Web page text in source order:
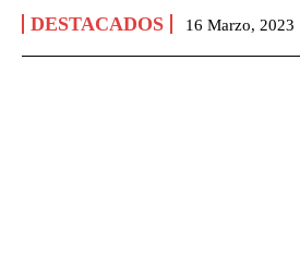
DESTACADOS 16 Marzo, 2023